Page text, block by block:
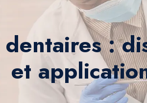
:
et